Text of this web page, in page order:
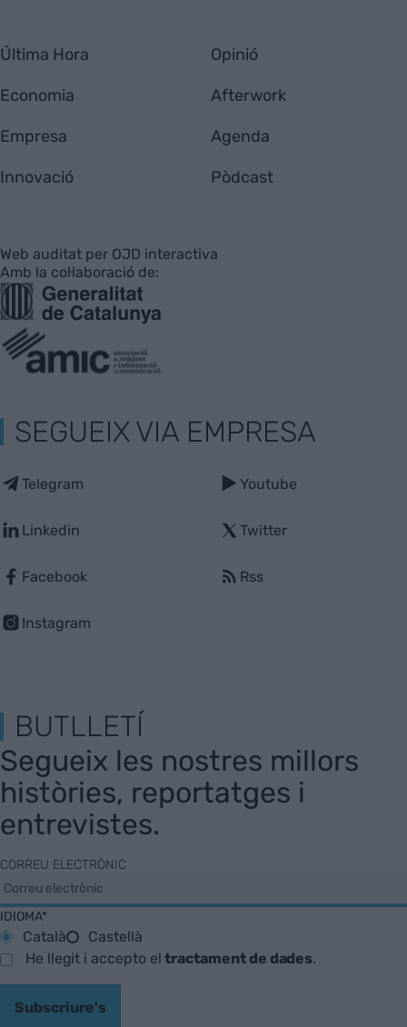
Última Hora
Economia
Empresa
Innovació
Opinió
Afterwork
Agenda
Pòdcast
Web auditat per OJD interactiva
Amb la col·laboració de:
SEGUEIX VIA EMPRESA
Telegram
Linkedin
Facebook
Instagram
Youtube
Twitter
Rss
BUTLLETÍ
Segueix les nostres millors
històries, reportatges i
entrevistes.
CORREU ELECTRÒNIC
IDIOMA*
Català
Castellà
He llegit i accepto eltractament de dades.
Subscriure's